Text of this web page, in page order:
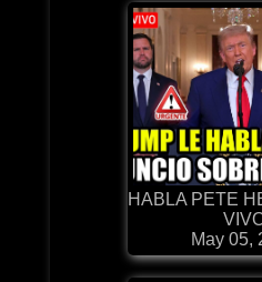
HABLA PETE
May 05,